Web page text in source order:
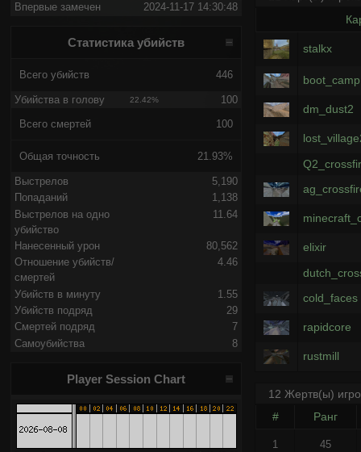
Впервые замечен 2024-11-17 14:30:48
Статистика убийств
Всего убийств 446
Убийства в голову 22.42% 100
Всего смертей 100
Общая точность 21.93%
Выстрелов
5,190
Попаданий
1,138
Выстрелов на одно
убийство
11.64
Нанесенный урон
80,562
Отношение убийств/
смертей
4.46
Убийств в минуту
1.55
Убийств подряд
29
Смертей подряд
7
Самоубийства
8
Player Session Chart
stalkx
boot_camp
dm_dust2
elixir
cold_faces
rapidcore
rustmill
12 Жертв(ы)
#
Ранг
1 45